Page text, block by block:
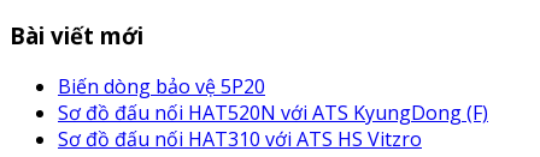
Bài viết mới
Biến dòng bảo vệ 5P20
Sơ đồ đấu nối HAT520N với ATS KyungDong (F)
Sơ đồ đấu nối HAT310 với ATS HS Vitzro